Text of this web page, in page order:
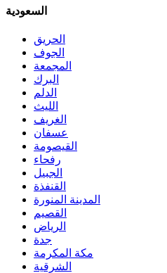
السعودية
الحريق
الجوف
المجمعة
البرك
الدلم
الليث
الغريف
عسفان
القيصومة
رفحاء
الجبيل
القنفذة
المدينة المنورة
القصيم
الرياض
جدة
مكة المكرمة
الشرقية